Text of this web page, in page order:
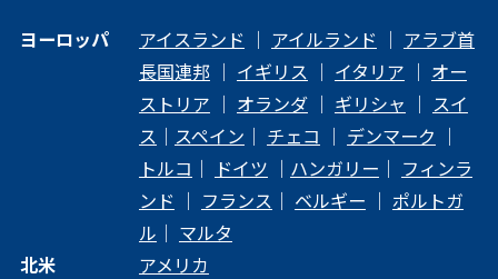
ヨーロッパ アイスランド ｜ アイルランド ｜ アラブ首
長国連邦｜ イギリス ｜ イタリア ｜ オー
ストリア ｜ オランダ｜ ギリシャ ｜ スイ
ス ｜ スペイン ｜ チェコ ｜ デンマーク ｜
トルコ ｜ ドイツ ｜ ハンガリー ｜ フィンラ
ンド ｜ フランス ｜ ベルギー ｜ ポルトガ
ル ｜ マルタ
北米
アメリカ